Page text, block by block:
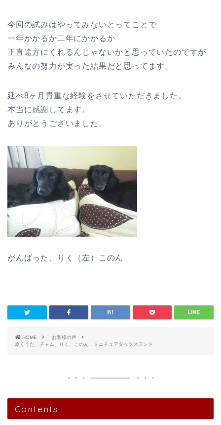
今回の試みはやってみないとってことで
一年かかるか二年にかかるか
正直途方にくれるんじゃないかと思っていたのですが
みんなの努力が実った結果だと思ってます。
延べ8ヶ月貴重な経験をさせていただきました。
本当に感謝してます。
ありがとうございました。
がんばった、りく（左）このん
HOME
お客様の声
原くうた、チャム、りく、このん ミニチュアダックスフンド
Contents